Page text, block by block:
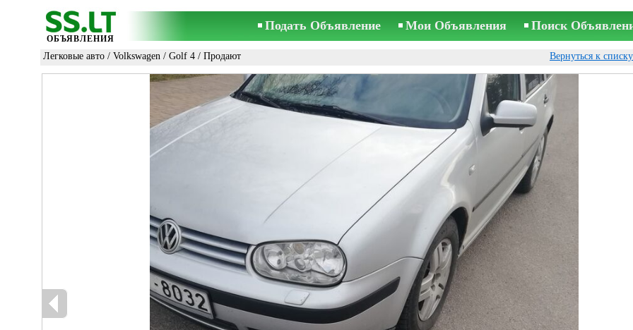
ОБЪЯВЛЕНИЯ
Подать Объявление Мои Объявления Поиск
Легковые авто / Volkswagen / Golf 4 / Продают Вернуться к